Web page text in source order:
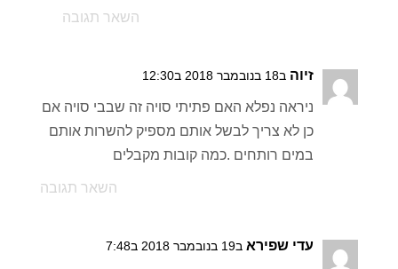
השאר תגובה
זיוה ב18 בנובמבר 2018 ב12:30
ניראה נפלא האם פתיתי סויה זה שבבי סויה אם
כן לא צריך לבשל אותם מספיק להשרות אותם
במים רותחים .כמה קובות מקבלים
השאר תגובה
עדי שפירא ב19 בנובמבר 2018 ב7:48